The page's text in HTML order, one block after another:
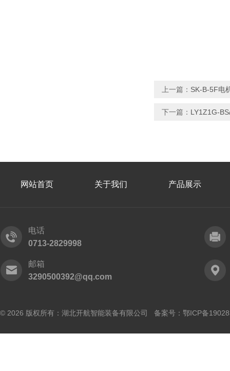
上一篇： SK-B-5F电
下一篇： LY1Z1G-
网站首页 关于我们 产品展示
电话
0713-2829998
邮箱
3290500392@qq.com
© 2026 版权所有：湖北开航智能装备有限公司 备案号： 鄂ICP备